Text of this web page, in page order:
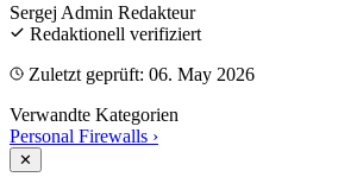
Sergej Admin Redakteur
Redaktionell verifiziert
Zuletzt geprüft: 06. May 2026
Verwandte Kategorien
Personal Firewalls ›
✕